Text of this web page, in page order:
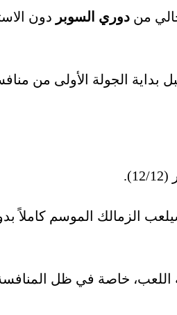
من دوري السوبر دون
بداية الجولة الأولى من
الزمالك الموسم كاملاً
خاصة في ظل